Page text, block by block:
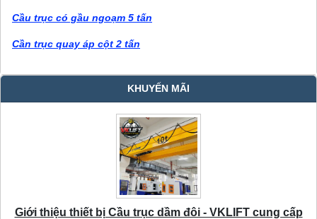
Cầu trục có gầu ngoạm 5 tấn
Cần trục quay áp cột 2 tấn
KHUYẾN MÃI
Giới thiệu thiết bị Cầu trục dầm đôi - VKLIFT cung cấp